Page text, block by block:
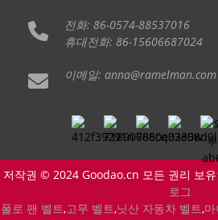
전화: 86-0574-88537016
휴대전화: 86-15606687024
이메일: anna@ramelman.com
저작권 © 2024 Goodao.cn 모든 권리 보유
로그
폴로 팬 벨트,고무 벨트,닛산 자동차 벨트,